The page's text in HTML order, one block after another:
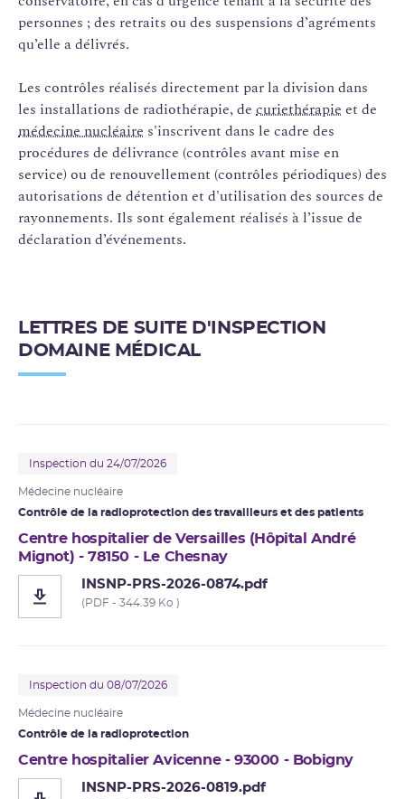
personnes ; des retraits ou des suspensions d’agréments
qu’elle a délivrés.
Les contrôles réalisés directement par la division dans
les installations de radiothérapie, de curiethérapie et de
médecine nucléaire s'inscrivent dans le cadre des
procédures de délivrance (contrôles avant mise en
service) ou de renouvellement (contrôles périodiques) des
autorisations de détention et d'utilisation des sources de
rayonnements. Ils sont également réalisés à l’issue de
déclaration d’événements.
LETTRES DE SUITE D'INSPECTION
DOMAINE MÉDICAL
Inspection du 24/07/2026
Médecine nucléaire
Contrôle de la radioprotection des travailleurs et des patients
Centre hospitalier de Versailles (Hôpital André
Mignot) - 78150 - Le Chesnay
INSNP-PRS-2026-0874.pdf
(PDF - 344.39 Ko )
Inspection du 08/07/2026
Médecine nucléaire
Contrôle de la radioprotection
Centre hospitalier Avicenne - 93000 - Bobigny
INSNP-PRS-2026-0819.pdf